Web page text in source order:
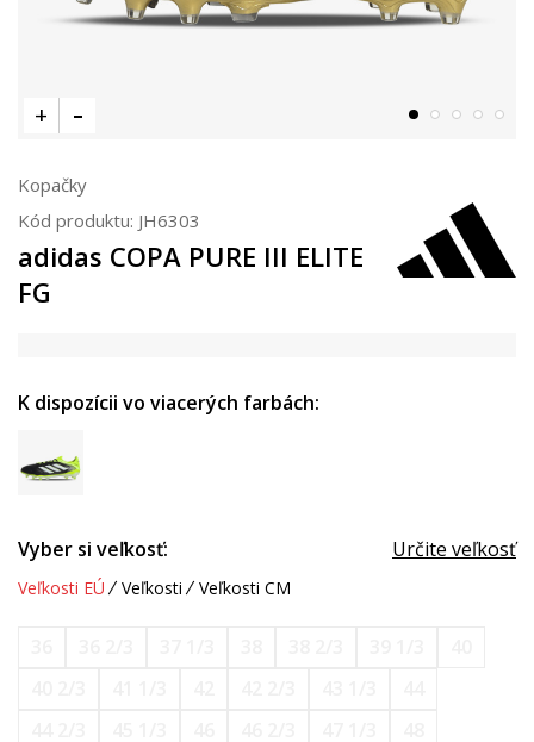
Kopačky
Kód produktu: JH6303
adidas COPA PURE III ELITE
FG
K dispozícii vo viacerých farbách:
Vyber si veľkosť: Určite veľkosť
Veľkosti EÚ Veľkosti Veľkosti CM